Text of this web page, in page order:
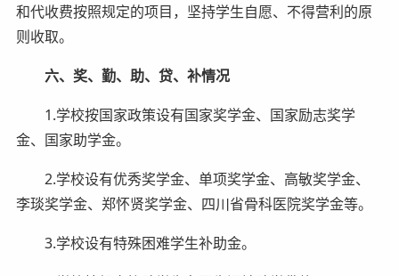
和代收费按照规定的项目，坚持学生自愿、不得营利的原
则收取。
六、 奖、勤、助、贷、补情况
1.学校按国家政策设有国家奖学金、国家励志奖学
金、国家助学金。
2.学校设有优秀奖学金、单项奖学金、高敏奖学金、
李琰奖学金、郑怀贤奖学金、四川省骨科医院奖学金等。
3.学校设有特殊困难学生补助金。